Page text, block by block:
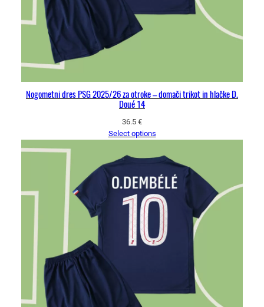
Nogometni dres PSG 2025/26 za otroke – domači trikot in hlačke D.
Doué 14
36.5 €
Select options